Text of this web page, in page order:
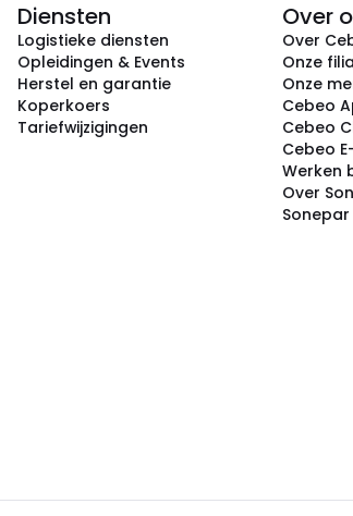
Diensten
Logistieke diensten
Opleidingen & Events
Herstel en garantie
Koperkoers
Tariefwijzigingen
Over
Over
Onze
Onze
Cebeo
Cebeo
Cebeo
Werken
Over